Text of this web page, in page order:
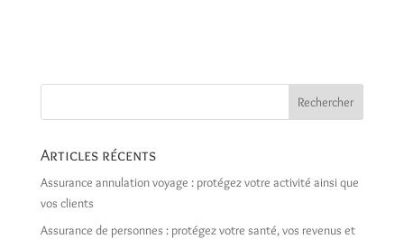
Articles récents
Assurance annulation voyage : protégez votre activité ainsi que
vos clients
Assurance de personnes : protégez votre santé, vos revenus et